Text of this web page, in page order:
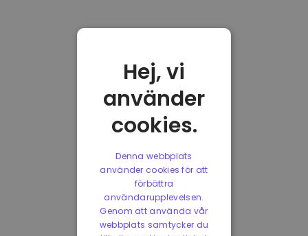
Hej, vi
använder
cookies.
Denna webbplats
använder cookies för att
förbättra
användarupplevelsen.
Genom att använda vår
webbplats samtycker du